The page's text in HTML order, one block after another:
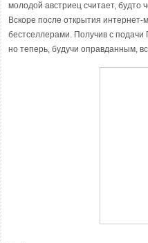
молодой австриец считает,
Вскоре после открытия
бестселлерами. Получив с подачи
но теперь, будучи оправданным,